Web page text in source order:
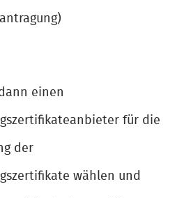
einen
für die
der
wählen und